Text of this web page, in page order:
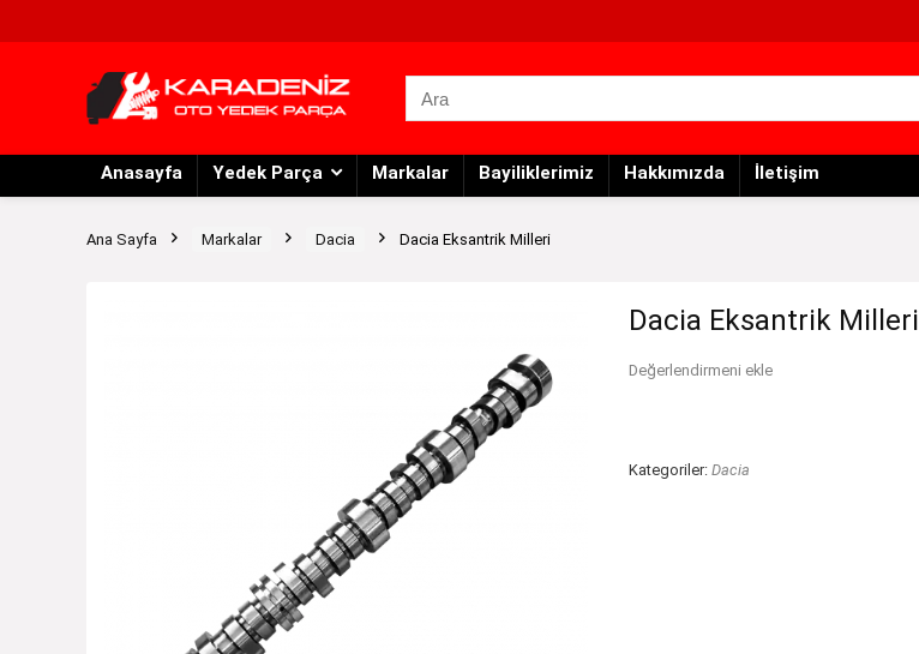
Anasayfa Yedek Parça Markalar Bayiliklerimiz Hakkımızda İletişim
Ana Sayfa Markalar Dacia Dacia Eksantrik Milleri
Dacia Eksantrik Milleri
Değerlendirmeni ekle
Kategoriler: Dacia